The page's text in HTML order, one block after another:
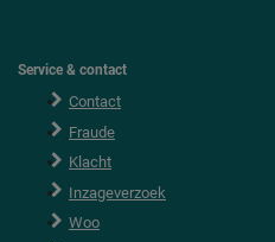
Service & contact
Contact
Fraude
Klacht
Inzageverzoek
Woo